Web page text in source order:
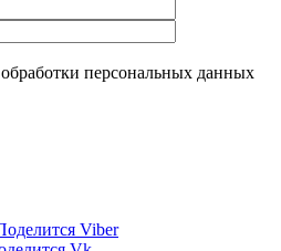
обработки персональных данных